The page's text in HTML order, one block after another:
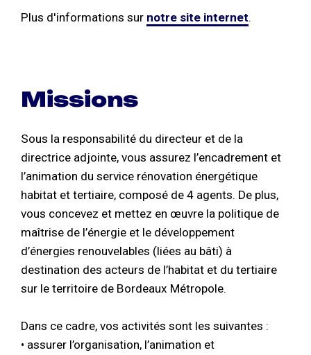
Plus d'informations sur notre site internet.
Missions
Sous la responsabilité du directeur et de la
directrice adjointe, vous assurez l’encadrement et
l’animation du service rénovation énergétique
habitat et tertiaire, composé de 4 agents. De plus,
vous concevez et mettez en œuvre la politique de
maîtrise de l’énergie et le développement
d’énergies renouvelables (liées au bâti) à
destination des acteurs de l’habitat et du tertiaire
sur le territoire de Bordeaux Métropole.
Dans ce cadre, vos activités sont les suivantes :
• assurer l’organisation, l’animation et